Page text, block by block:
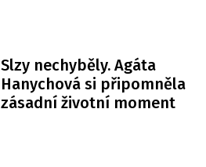
Slzy nechyběly. Agáta
Hanychová si připomněla
zásadní životní moment